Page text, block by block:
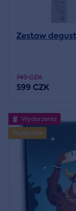
Zestaw
749 CZK
599 CZK
Wydarzenia
Wyłącznie